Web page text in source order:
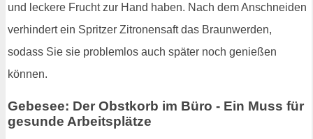
und leckere Frucht zur Hand haben. Nach dem Anschneiden
verhindert ein Spritzer Zitronensaft das Braunwerden,
sodass Sie sie problemlos auch später noch genießen
können.
Gebesee: Der Obstkorb im Büro - Ein Muss für
gesunde Arbeitsplätze